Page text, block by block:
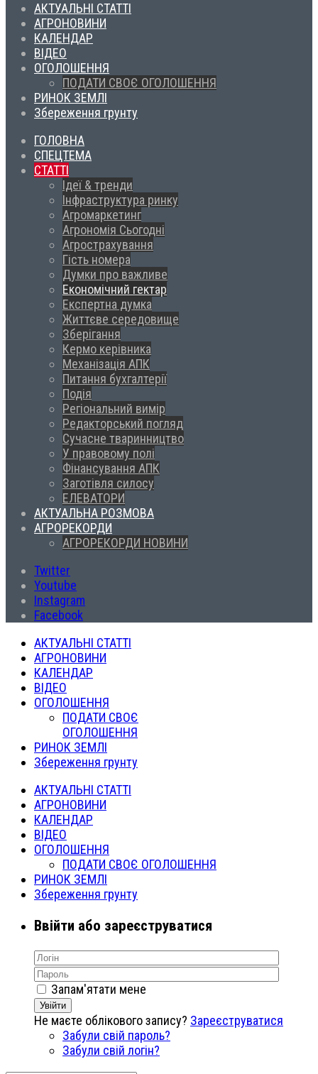
АКТУАЛЬНІ СТАТТІ
АГРОНОВИНИ
КАЛЕНДАР
ВІДЕО
ОГОЛОШЕННЯ
ПОДАТИ СВОЄ ОГОЛОШЕННЯ
РИНОК ЗЕМЛІ
Збереження грунту
ГОЛОВНА
СПЕЦТЕМА
СТАТТІ
Ідеї & тренди
Інфраструктура ринку
Агромаркетинг
Агрономія Сьогодні
Агрострахування
Гість номера
Думки про важливе
Економічний гектар
Експертна думка
Життєве середовище
Зберігання
Кермо керівника
Механізація АПК
Питання бухгалтерії
Подія
Регіональний вимір
Редакторський погляд
Сучасне тваринництво
У правовому полі
Фінансування АПК
Заготівля силосу
ЕЛЕВАТОРИ
АКТУАЛЬНА РОЗМОВА
АГРОРЕКОРДИ
АГРОРЕКОРДИ НОВИНИ
Twitter
Youtube
Instagram
Facebook
АКТУАЛЬНІ СТАТТІ
АГРОНОВИНИ
КАЛЕНДАР
ВІДЕО
ОГОЛОШЕННЯ
ПОДАТИ СВОЄ
ОГОЛОШЕННЯ
РИНОК ЗЕМЛІ
Збереження грунту
АКТУАЛЬНІ СТАТТІ
АГРОНОВИНИ
КАЛЕНДАР
ВІДЕО
ОГОЛОШЕННЯ
ПОДАТИ СВОЄ ОГОЛОШЕННЯ
РИНОК ЗЕМЛІ
Збереження грунту
Ввійти або зареєструватися
Запам'ятати мене
Увійти
Не маєте облікового запису? Зареєструватися
Забули свій пароль?
Забули свій логін?